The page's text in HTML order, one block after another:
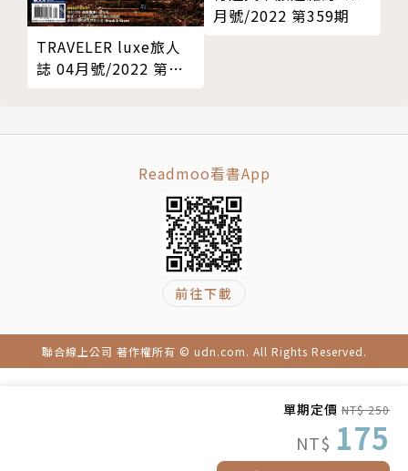
單期定價 NT$ 250
NT$ 175
◎住牙（高雄）
◎路人咖啡（高雄）
◎虎尾合同廳舍（雲林）
藏身於老建築的書店，彷彿穿越了時間長廊，帶領人們
探索老古厝的容顏況味，捧著親選的二手書坐下，啜飲
一杯茶香，一邊感受書卷系的流瀉，一邊欣賞注入文學
靈魂的老屋，沉浸在宛如文藝復興時期的氣息中。
◎虎尾厝沙龍（雲林）
◎書店喫茶 一二三亭（高雄）
TRAVELER luxe旅人
誌 04月號/2022 第
月號/2022 第359期
Readmoo看書App
前往下載
聯合線上公司 著作權所有 © udn.com. All Rights Reserved.